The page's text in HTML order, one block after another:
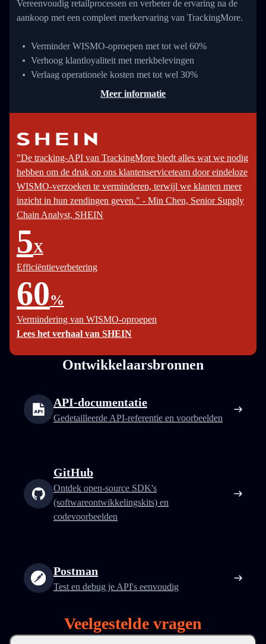
Vereenvoudig retailprocessen en verbeter de ervaring na de
aankoop met een compleet merkervaring van TrackingMore.
Verminder WISMO-oproepen met tot wel 60%
Verhoog klantloyaliteit met merkbelevingen
Verlaag operationele kosten met tot wel 30%
Meer informatie
"De tracking-API van TrackingMore biedt alles wat we nodig
hebben om de druk op ons klantenserviceteam door eindeloze
WISMO-verzoeken te verminderen, terwijl we klanten meer
inzicht in hun zendingen geven." - Min Chen, Senior Supply
Chain Analyst, SHEIN
5X
Efficiëntieverbetering
60%
Vermindering van WISMO-oproepen
Lees het verhaal van SHEIN
Ontwikkelaarsbronnen
API-documentatie
Gedetailleerde API-referentie en voorbeelden
GitHub
Ontdek open-source SDK's
(softwareontwikkelingskits) en
codevoorbeelden
Postman
Test en debug je API's eenvoudig
Veelgestelde vragen